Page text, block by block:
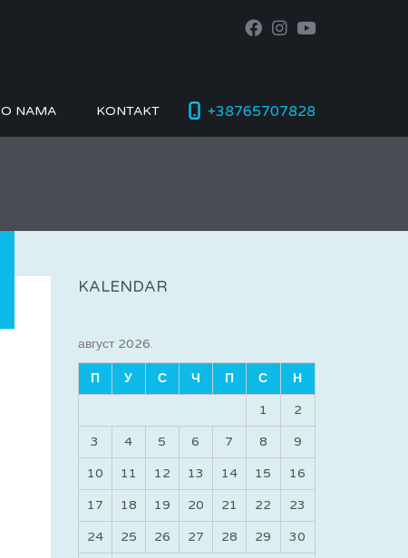
+38765707828
O NAMA KONTAKT
KALENDAR
август 2026.
П У С Ч П С Н
1 2
3 4 5 6 7 8 9
10 11 12 13 14 15 16
17 18 19 20 21 22 23
24 25 26 27 28 29 30